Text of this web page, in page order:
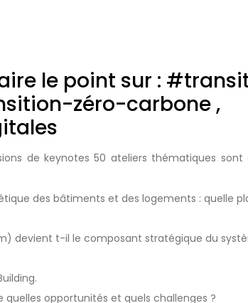
le point sur :
zéro-carbone ,
de keynotes 50 ateliers thématiques sont
des bâtiments et des logements : quelle
devient t-il le composant stratégique du
opportunités et quels challenges ?